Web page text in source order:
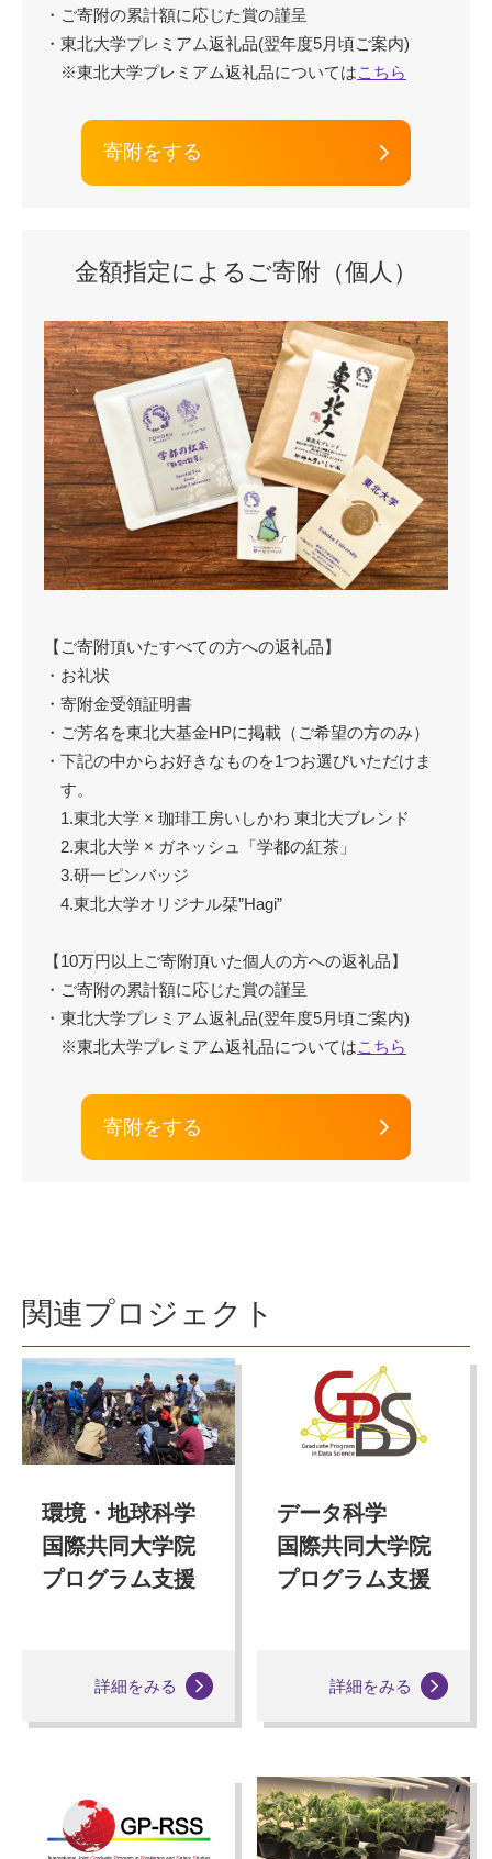
・ご寄附の累計額に応じた賞の謹呈
・東北大学プレミアム返礼品(翌年度5月頃ご案内)
※東北大学プレミアム返礼品についてはこちら
寄附をする
金額指定によるご寄附（個人）
【ご寄附頂いたすべての方への返礼品】
・お礼状
・寄附金受領証明書
・ご芳名を東北大基金HPに掲載（ご希望の方のみ）
・下記の中からお好きなものを1つお選びいただけま
す。
1.東北大学 × 珈琲工房いしかわ 東北大ブレンド
2.東北大学 × ガネッシュ「学都の紅茶」
3.研一ピンバッジ
4.東北大学オリジナル栞”Hagi”
【10万円以上ご寄附頂いた個人の方への返礼品】
・ご寄附の累計額に応じた賞の謹呈
・東北大学プレミアム返礼品(翌年度5月頃ご案内)
※東北大学プレミアム返礼品についてはこちら
寄附をする
関連プロジェクト
環境・地球科学
国際共同大学院
プログラム支援
詳細をみる
データ科学
国際共同大学院
プログラム支援
詳細をみる